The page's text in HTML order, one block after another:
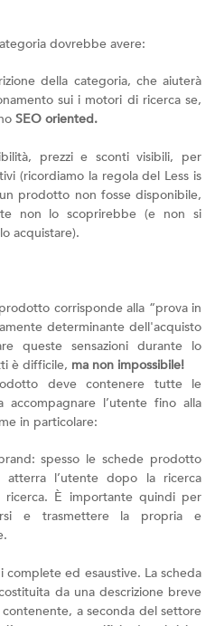
dovrebbe avere:
della categoria, che aiuterà
sui i motori di ricerca se,
SEO oriented.
prezzi e sconti visibili, per
(ricordiamo la regola del Less is
prodotto non fosse disponibile,
non lo scoprirebbe (e non si
acquistare).
corrisponde alla “prova in
determinante dell'acquisto
queste sensazioni durante lo
è difficile, ma non impossibile!
deve contenere tutte le
l’utente fino alla
in particolare:
spesso le schede prodotto
l’utente dopo la ricerca
È importante quindi per
e trasmettere la propria e
complete ed esaustive. La scheda
da una descrizione breve
a seconda del settore